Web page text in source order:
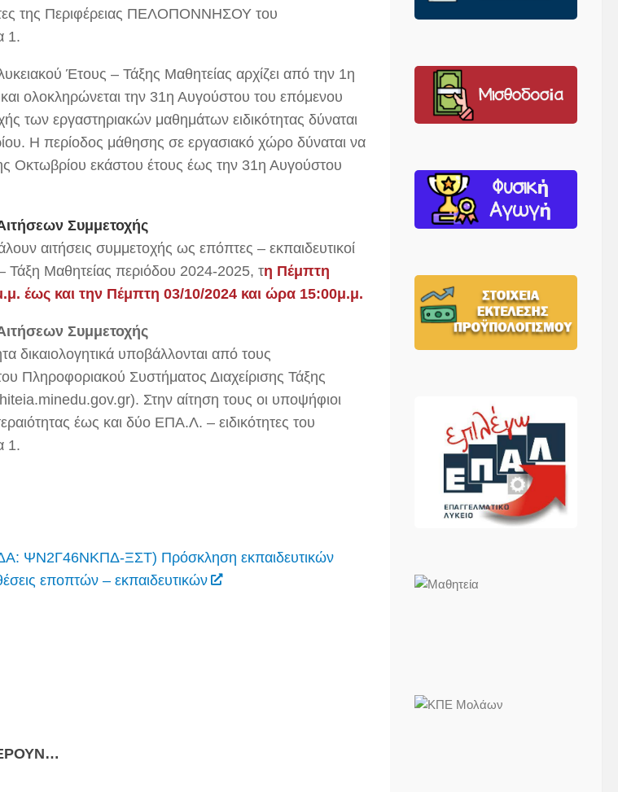
της Περιφέρειας ΠΕΛΟΠΟΝΝΗΣΟΥ του
1.
Έτους – Τάξης Μαθητείας αρχίζει από την 1η
ολοκληρώνεται την 31η Αυγούστου του επόμενου
των εργαστηριακών μαθημάτων ειδικότητας δύναται
Η περίοδος μάθησης σε εργασιακό χώρο δύναται να
Οκτωβρίου εκάστου έτους έως την 31η Αυγούστου
Συμμετοχής
αιτήσεις συμμετοχής ως επόπτες – εκπαιδευτικοί
Τάξη Μαθητείας περιόδου 2024-2025, τη Πέμπτη
έως και την Πέμπτη 03/10/2024 και ώρα 15:00μ.μ.
Συμμετοχής
δικαιολογητικά υποβάλλονται από τους
Πληροφοριακού Συστήματος Διαχείρισης Τάξης
). Στην αίτηση τους οι υποψήφιοι
έως και δύο ΕΠΑ.Λ. – ειδικότητες του
1.
ΨΝ2Γ46ΝΚΠΔ-ΞΣΤ) Πρόσκληση εκπαιδευτικών
εποπτών – εκπαιδευτικών